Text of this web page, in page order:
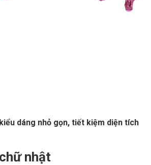
dáng nhỏ gọn, tiết kiệm diện tích
nhật